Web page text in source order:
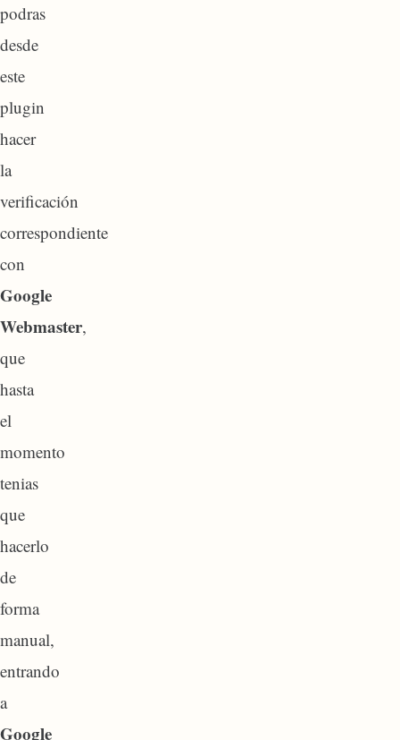
podras
desde
este
plugin
hacer
la
verificación
correspondiente
con
Google
Webmaster,
que
hasta
el
momento
tenias
que
hacerlo
de
forma
manual,
entrando
a
Google